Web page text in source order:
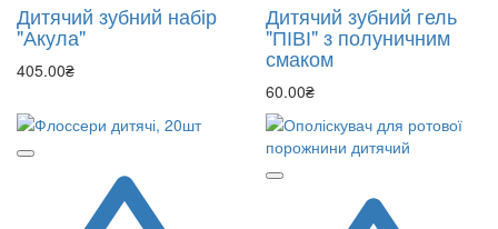
Дитячий зубний набір
"Акула"
405.00₴
Дитячий зубний гель
"ПІВІ" з полуничним
смаком
60.00₴